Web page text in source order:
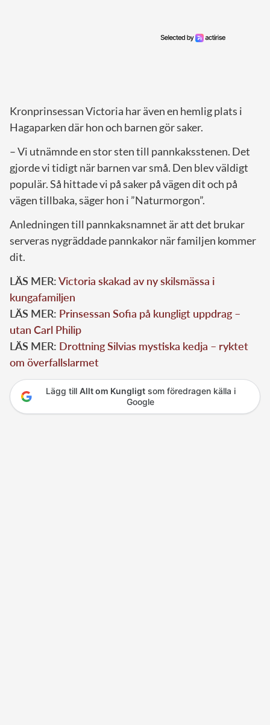
Kronprinsessan Victoria har även en hemlig plats i
Hagaparken där hon och barnen gör saker.
– Vi utnämnde en stor sten till pannkaksstenen. Det
gjorde vi tidigt när barnen var små. Den blev väldigt
populär. Så hittade vi på saker på vägen dit och på
vägen tillbaka, säger hon i ”Naturmorgon”.
Anledningen till pannkaksnamnet är att det brukar
serveras nygräddade pannkakor när familjen kommer
dit.
LÄS MER:Victoria skakad av ny skilsmässa i
kungafamiljen
LÄS MER: Prinsessan Sofia på kungligt uppdrag –
utan Carl Philip
LÄS MER: Drottning Silvias mystiska kedja – ryktet
om överfallslarmet
Lägg till Allt om Kungligtsom föredragen källa i
Google